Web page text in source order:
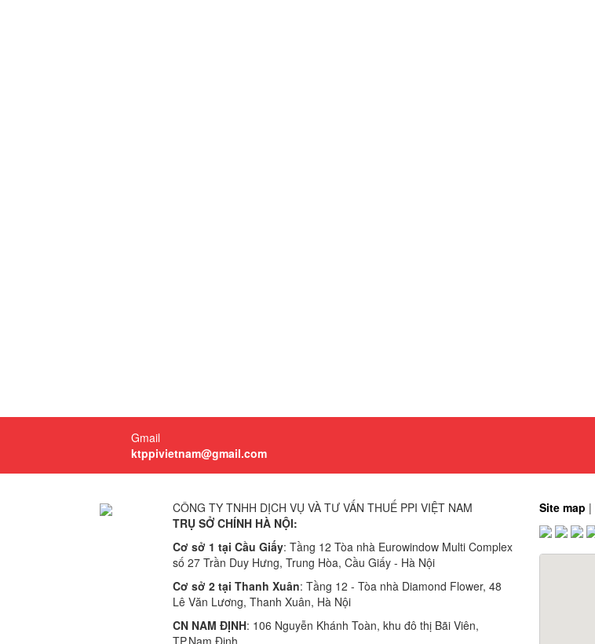
Gmail
ktppivietnam@gmail.com
CÔNG TY TNHH DỊCH VỤ VÀ TƯ VẤN THUẾ PPI VIỆT NAM
TRỤ SỞ CHÍNH HÀ NỘI:
Cơ sở 1 tại Cầu Giấy: Tầng 12 Tòa nhà Eurowindow Multi Complex
số 27 Trần Duy Hưng, Trung Hòa, Cầu Giấy - Hà Nội
Cơ sở 2 tại Thanh Xuân: Tầng 12 - Tòa nhà Diamond Flower, 48
Lê Văn Lương, Thanh Xuân, Hà Nội
CN NAM ĐỊNH: 106 Nguyễn Khánh Toàn, khu đô thị Bãi Viên,
Site map |